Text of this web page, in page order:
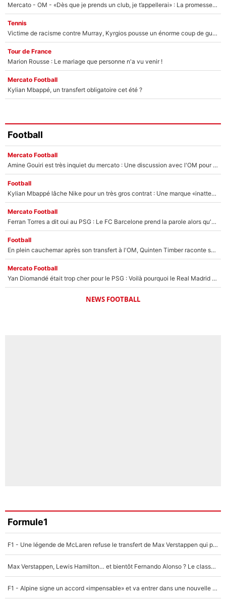
Mercato - OM - «Dès que je prends un club, je t’appellerai» : La promesse de Marcelino au moment de claquer la porte
Tennis
Victime de racisme contre Murray, Kyrgios pousse un énorme coup de gueule !
Tour de France
Marion Rousse : Le mariage que personne n'a vu venir !
Mercato Football
Kylian Mbappé, un transfert obligatoire cet été ?
Football
Mercato Football
Amine Gouiri est très inquiet du mercato : Une discussion avec l'OM pour acter son transfert !
Football
Kylian Mbappé lâche Nike pour un très gros contrat : Une marque «inattendue» va frapper très fort
Mercato Football
Ferran Torres a dit oui au PSG : Le FC Barcelone prend la parole alors qu'un transfert de l'attaquant espagnol prend forme
Football
En plein cauchemar après son transfert à l'OM, Quinten Timber raconte ses doutes après sa signature à Marseille
Mercato Football
Yan Diomandé était trop cher pour le PSG : Voilà pourquoi le Real Madrid a accepté de payer la somme record de 140M€ pour boucler son transfert !
NEWS FOOTBALL
Formule1
F1 - Une légende de McLaren refuse le transfert de Max Verstappen qui pourrait «faire des vagues» et plomber l'ambiance dans l'équipe
Max Verstappen, Lewis Hamilton… et bientôt Fernando Alonso ? Le classement des pilotes les mieux payés en Formule 1 risque de changer !
F1 - Alpine signe un accord «impensable» et va entrer dans une nouvelle dimension : Grande nouvelle pour Pierre Gasly !